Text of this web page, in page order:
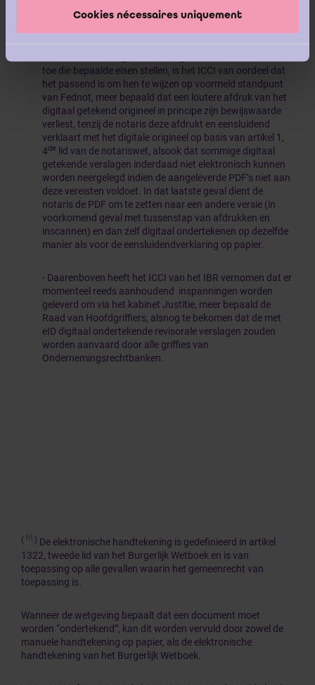
Cookies nécessaires uniquement
aanvaard en te worden neergelegd ter griffie van de
toe die bepaalde eisen stellen, is het ICCI van oordeel dat
het passend is om hen te wijzen op voormeld standpunt
van Fednot, meer bepaald dat een loutere afdruk van het
digitaal getekend origineel in principe zijn bewijswaarde
verliest, tenzij de notaris deze afdrukt en eensluidend
verklaart met het digitale origineel op basis van artikel 1,
4de
lid van de notariswet, alsook dat sommige digitaal
getekende verslagen inderdaad niet elektronisch kunnen
worden neergelegd indien de aangeleverde PDF’s niet aan
deze vereisten voldoet. In dat laatste geval dient de
notaris de PDF om te zetten naar een andere versie (in
voorkomend geval met tussenstap van afdrukken en
inscannen) en dan zelf digitaal ondertekenen op dezelfde
manier als voor de eensluidendverklaring op papier.
- Daarenboven heeft het ICCI van het IBR vernomen dat er
momenteel reeds aanhoudend inspanningen worden
geleverd om via het kabinet Justitie, meer bepaald de
Raad van Hoofdgriffiers, alsnog te bekomen dat de met
eID digitaal ondertekende revisorale verslagen zouden
worden aanvaard door alle griffies van
Ondernemingsrechtbanken.
( ) De elektronische handtekening is gedefinieerd in artikel
1322, tweede lid van het Burgerlijk Wetboek en is van
toepassing op alle gevallen waarin het gemeenrecht van
toepassing is.
Wanneer de wetgeving bepaalt dat een document moet
worden “ondertekend”, kan dit worden vervuld door zowel de
manuele handtekening op papier, als de elektronische
handtekening van het Burgerlijk Wetboek.